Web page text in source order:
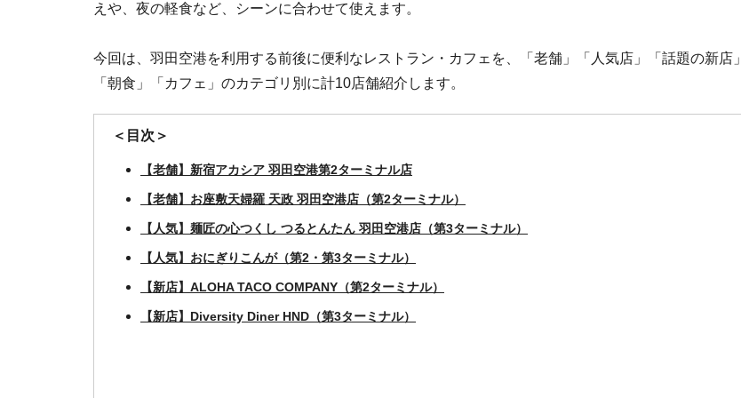
えや、夜の軽食など、シーンに合わせて使えます。
今回は、羽田空港を利用する前後に便利なレストラン・カフェを、「老舗」「人気店」「話題の新店」
「朝食」「カフェ」のカテゴリ別に計10店舗紹介します。
＜目次＞
【老舗】新宿アカシア 羽田空港第2ターミナル店
【老舗】お座敷天婦羅 天政 羽田空港店（第2ターミナル）
【人気】麺匠の心つくし つるとんたん 羽田空港店（第3ターミナル）
【人気】おにぎりこんが（第2・第3ターミナル）
【新店】ALOHA TACO COMPANY（第2ターミナル）
【新店】Diversity Diner HND（第3ターミナル）